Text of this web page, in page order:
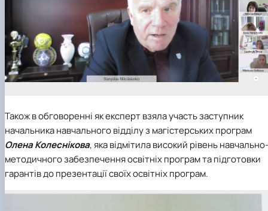
Також в обговоренні як експерт взяла участь заступник
начальника навчального відділу з магістерських програм
Олена Колеснікова, яка відмітила високий рівень навчально-
методичного забезпечення освітніх програм та підготовки
гарантів до презентації своїх освітніх програм.